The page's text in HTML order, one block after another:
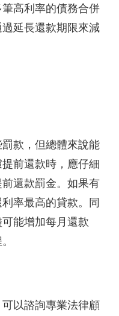
高利率的債務合併
延長還款期限來減
款，但總體來說能
前還款時，應仔細
還款罰金。如果有
率最高的貸款。同
能增加每月還款
以諮詢專業法律顧